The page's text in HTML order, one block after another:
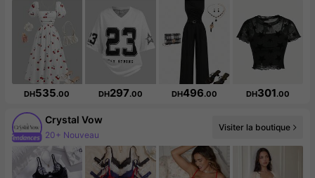
DH535.00 DH297.00 DH496.00 DH301.00
Crystal Vow
20+ Nouveau
Visiter la boutique